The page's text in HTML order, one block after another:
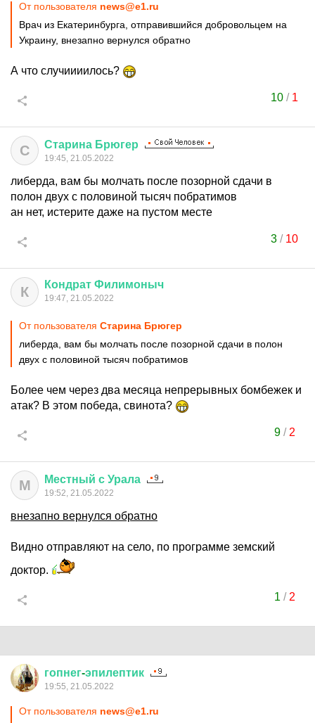
От пользователя news@e1.ru
Врач из Екатеринбурга, отправившийся добровольцем на
Украину, внезапно вернулся обратно
А что случиииилось?
10 / 1
С Старина Брюгер
19:45, 21.05.2022
либерда, вам бы молчать после позорной сдачи в
полон двух с половиной тысяч побратимов
ан нет, истерите даже на пустом месте
3 / 10
К Кондрат Филимоныч
19:47, 21.05.2022
От пользователя Старина Брюгер
либерда, вам бы молчать после позорной сдачи в полон
двух с половиной тысяч побратимов
Более чем через два месяца непрерывных бомбежек и
атак? В этом победа, свинота?
9/ 2
М Местный с Урала
19:52, 21.05.2022
внезапно вернулся обратно
Видно отправляют на село, по программе земский
доктор.
1 / 2
гопнег-эпилептик
19:55, 21.05.2022
От пользователя news@e1.ru